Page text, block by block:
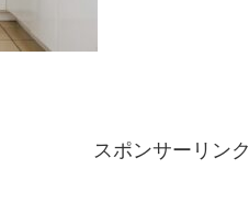
スポンサーリンク